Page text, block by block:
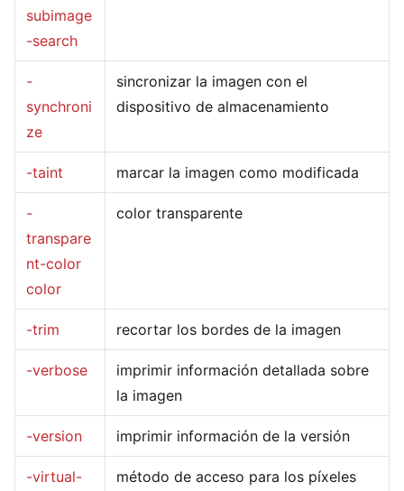
subimage
-search
-
synchroni
ze
sincronizar la imagen con el
dispositivo de almacenamiento
-taint marcar la imagen como modificada
-
transpare
nt-color
color
color transparente
-trim recortar los bordes de la imagen
-verbose
imprimir información detallada sobre
la imagen
-version imprimir información de la versión
-virtual-
método de acceso para los píxeles